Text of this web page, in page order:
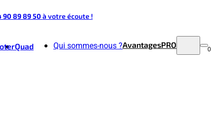
90 89 89 50à votre écoute !
Quad Qui sommes-nous ?AvantagesPRO 0